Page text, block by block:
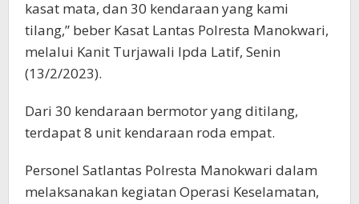
kasat mata, dan 30 kendaraan yang kami
tilang,” beber Kasat Lantas Polresta Manokwari,
melalui Kanit Turjawali Ipda Latif, Senin
(13/2/2023).
Dari 30 kendaraan bermotor yang ditilang,
terdapat 8 unit kendaraan roda empat.
Personel Satlantas Polresta Manokwari dalam
melaksanakan kegiatan Operasi Keselamatan,